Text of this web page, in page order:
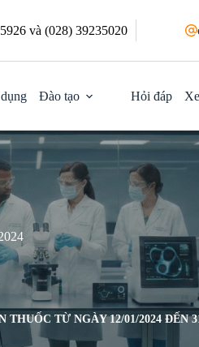
và (028) 39235020
Đào tạo Hỏi đáp
THUỐC TỪ NGÀY 12/01/2024 ĐẾN